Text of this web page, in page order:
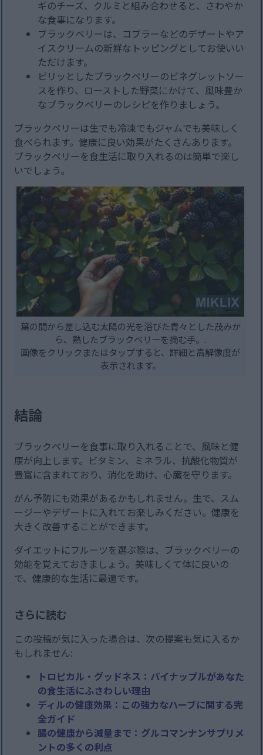
ギのチーズ、クルミと組み合わせると、さわやか
な食事になります。
ブラックベリーは、コブラーなどのデザートやア
イスクリームの新鮮なトッピングとしてお使いい
ただけます。
ピリッとしたブラックベリーのビネグレットソー
スを作り、ローストした野菜にかけて、風味豊か
なブラックベリーのレシピを作りましょう。
ブラックベリーは生でも冷凍でもジャムでも美味しく
食べられます。健康に良い効果がたくさんあります。
ブラックベリーを食生活に取り入れるのは簡単で楽し
いでしょう。
葉の間から差し込む太陽の光を浴びた青々とした茂みか
ら、熟したブラックベリーを摘む手。.
画像をクリックまたはタップすると、詳細と高解像度が
表示されます。
結論
ブラックベリーを食事に取り入れることで、風味と健
康が向上します。ビタミン、ミネラル、抗酸化物質が
豊富に含まれており、消化を助け、心臓を守ります。
がん予防にも効果があるかもしれません。生で、スム
ージーやデザートに入れてお楽しみください。健康を
大きく改善することができます。
ダイエットにフルーツを選ぶ際は、ブラックベリーの
効能を覚えておきましょう。美味しくて体に良いの
で、健康的な生活に最適です。
さらに読む
この投稿が気に入った場合は、次の提案も気に入るか
もしれません:
トロピカル・グッドネス：パイナップルがあなた
の食生活にふさわしい理由
ディルの健康効果：この強力なハーブに関する完
全ガイド
腸の健康から減量まで：グルコマンナンサプリメ
ントの多くの利点